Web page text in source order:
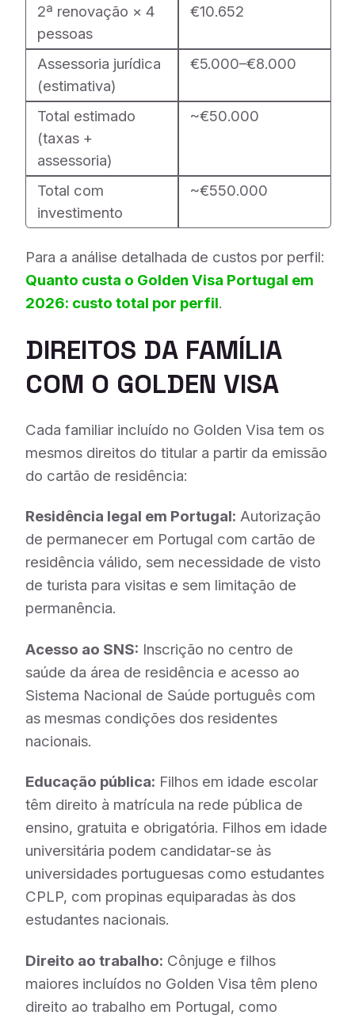
2ª renovação × 4
pessoas
€10.652
Assessoria jurídica
(estimativa)
€5.000–€8.000
Total estimado
(taxas +
assessoria)
~€50.000
Total com
investimento
~€550.000
Para a análise detalhada de custos por perfil:
Quanto custa o Golden Visa Portugal em
2026: custo total por perfil.
DIREITOS DA FAMÍLIA
COM O GOLDEN VISA
Cada familiar incluído no Golden Visa tem os
mesmos direitos do titular a partir da emissão
do cartão de residência:
Residência legal em Portugal: Autorização
de permanecer em Portugal com cartão de
residência válido, sem necessidade de visto
de turista para visitas e sem limitação de
permanência.
Acesso ao SNS: Inscrição no centro de
saúde da área de residência e acesso ao
Sistema Nacional de Saúde português com
as mesmas condições dos residentes
nacionais.
Educação pública: Filhos em idade escolar
têm direito à matrícula na rede pública de
ensino, gratuita e obrigatória. Filhos em idade
universitária podem candidatar-se às
universidades portuguesas como estudantes
CPLP, com propinas equiparadas às dos
estudantes nacionais.
Direito ao trabalho: Cônjuge e filhos
maiores incluídos no Golden Visa têm pleno
direito ao trabalho em Portugal, como